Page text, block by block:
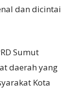
dan dicintai
Sumut
daerah yang
Kota